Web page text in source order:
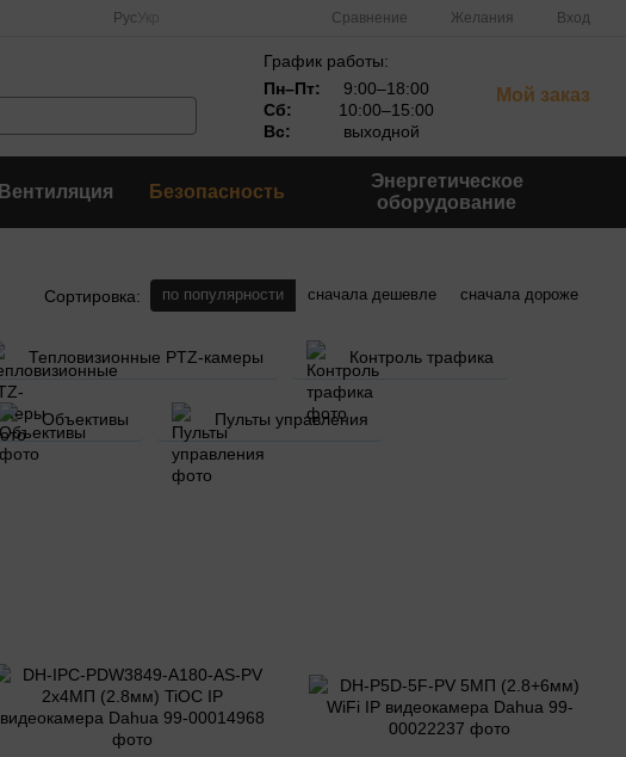
Рус Сравнение Желания Вход
График работы:
Пн–Пт:
9:00–18:00
Сб:
10:00–15:00
Вс:
выходной
Мой заказ
Вентиляция Безопасность
Энергетическое
оборудование
Сортировка: по популярности сначала дешевле сначала дороже
Тепловизионные PTZ-камеры Контроль трафика
Объективы Пульты управления